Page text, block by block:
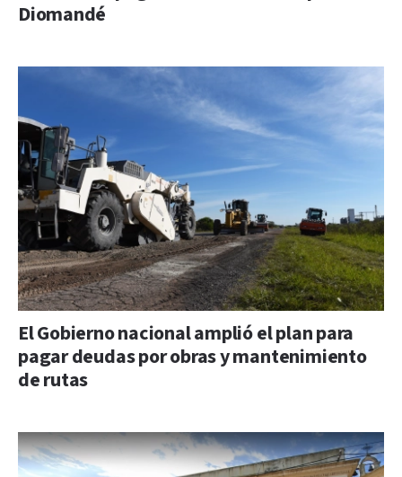
Diomandé
El Gobierno nacional amplió el plan para
pagar deudas por obras y mantenimiento
de rutas